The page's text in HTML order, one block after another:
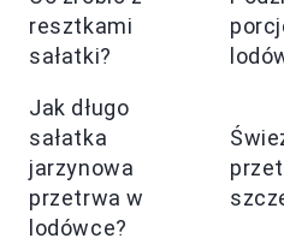
resztkami
sałatki?
Jak długo
sałatka
jarzynowa
przetrwa w
lodówce?